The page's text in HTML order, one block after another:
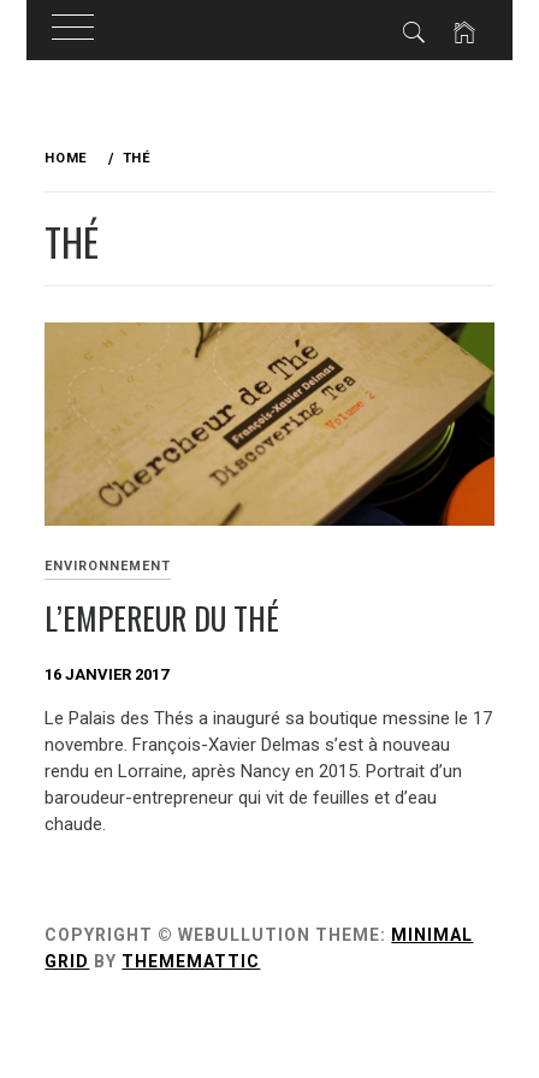
HOME THÉ
THÉ
ENVIRONNEMENT
L’EMPEREUR DU THÉ
16 JANVIER 2017
Le Palais des Thés a inauguré sa boutique messine le 17
novembre. François-Xavier Delmas s’est à nouveau
rendu en Lorraine, après Nancy en 2015. Portrait d’un
baroudeur-entrepreneur qui vit de feuilles et d’eau
chaude.
COPYRIGHT © WEBULLUTION THEME: MINIMAL
GRID BY THEMEMATTIC